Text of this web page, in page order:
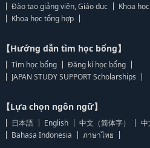
Đào tạo giảng viên, Giáo dục
Khoa
Khoa học tổng hợp
【Hướng dẫn tìm học bổng】
Tìm học bổng
Đăng kí học bổng
JAPAN STUDY SUPPORT Scholarships
【Lựa chọn ngôn ngữ】
日本語 English 中文（简体字） 中
Bahasa Indonesia
ภาษาไทย